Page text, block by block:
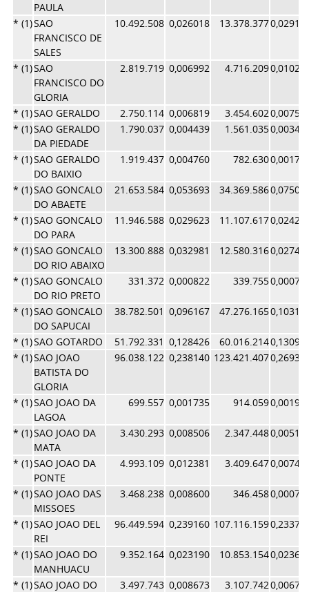
PAULA
* (1)SAO
FRANCISCO DE
SALES
10.492.508 0,026018 13.378.377
* (1)SAO
FRANCISCO DO
GLORIA
2.819.719 0,006992 4.716.209
* (1)SAO GERALDO 2.750.114 0,006819 3.454.602
* (1)SAO GERALDO
DA PIEDADE
1.790.037 0,004439 1.561.035
* (1)SAO GERALDO
DO BAIXIO
1.919.437 0,004760 782.630
* (1)SAO GONCALO
DO ABAETE
21.653.584 0,053693 34.369.586
* (1)SAO GONCALO
DO PARA
11.946.588 0,029623 11.107.617
* (1)SAO GONCALO
DO RIO ABAIXO
13.300.888 0,032981 12.580.316
* (1)SAO GONCALO
DO RIO PRETO
331.372 0,000822 339.755
* (1)SAO GONCALO
DO SAPUCAI
38.782.501 0,096167 47.276.165
* (1)SAO GOTARDO 51.792.331 0,128426 60.016.214
* (1)SAO JOAO
BATISTA DO
GLORIA
96.038.122 0,238140 123.421.407
* (1)SAO JOAO DA
LAGOA
699.557 0,001735 914.059
* (1)SAO JOAO DA
MATA
3.430.293 0,008506 2.347.448
* (1)SAO JOAO DA
PONTE
4.993.109 0,012381 3.409.647
* (1)SAO JOAO DAS
MISSOES
3.468.238 0,008600 346.458
* (1)SAO JOAO DEL
REI
96.449.594 0,239160 107.116.159
* (1)SAO JOAO DO
MANHUACU
9.352.164 0,023190 10.853.154
* (1)SAO JOAO DO
3.497.743 0,008673 3.107.742